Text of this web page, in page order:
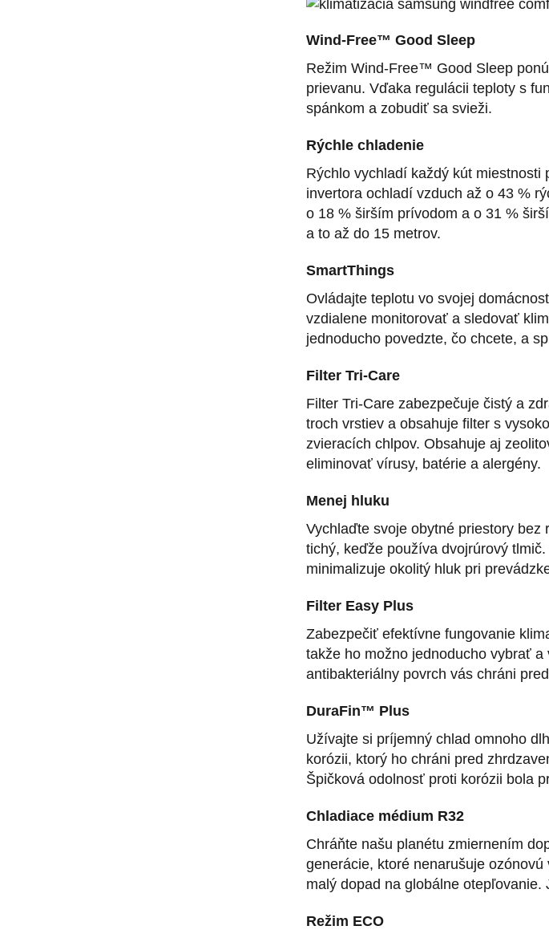
Wind-Free™ Good Sleep
Režim Wind-Free™ Good Sleep
prievanu. Vďaka regulácii teploty s
spánkom a zobudiť sa svieži.
Rýchle chladenie
Rýchlo vychladí každý kút
invertora ochladí vzduch až o 43 %
o 18 % širším prívodom a o 31 %
a to až do 15 metrov.
SmartThings
Ovládajte teplotu vo svojej
vzdialene monitorovať a sledovať
jednoducho povedzte, čo chcete, a
Filter Tri-Care
Filter Tri-Care zabezpečuje čistý a
troch vrstiev a obsahuje filter s
zvieracích chlpov. Obsahuje aj
eliminovať vírusy, batérie a alergény.
Menej hluku
Vychlaďte svoje obytné priestory bez
tichý, keďže používa dvojrúrový
minimalizuje okolitý hluk pri
Filter Easy Plus
Zabezpečiť efektívne fungovanie
takže ho možno jednoducho vybrať
antibakteriálny povrch vás chráni
DuraFin™ Plus
Užívajte si príjemný chlad omnoho
korózii, ktorý ho chráni pred
Špičková odolnosť proti korózii bola
Chladiace médium R32
Chráňte našu planétu zmiernením
generácie, ktoré nenarušuje
malý dopad na globálne
Režim ECO